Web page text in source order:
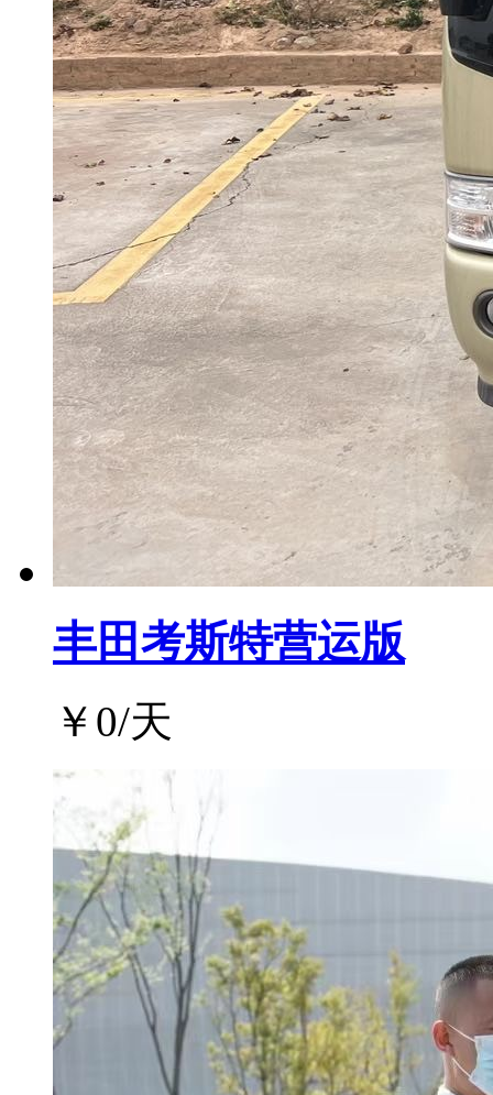
丰田考斯特营运版
￥ 0/天